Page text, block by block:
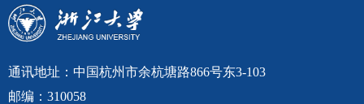
通讯地址：中国杭州市余杭塘路866号东3-103
邮编：310058